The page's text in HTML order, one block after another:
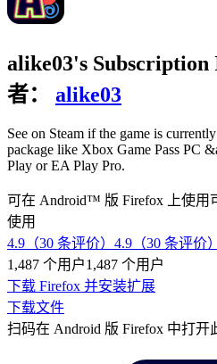
alike03's Subscription
者：
alike03
See on Steam if the game is
package like Xbox Game Pass PC
Play or EA Play Pro.
可在 Android™ 版 Firefox 上使用
使用
4.9（30 条评价） 4.9（30 条评价）
1,487 个用户1,487 个用户
下载 Firefox 并安装扩展
下载文件
扫码在 Android 版 Firefox 中打开